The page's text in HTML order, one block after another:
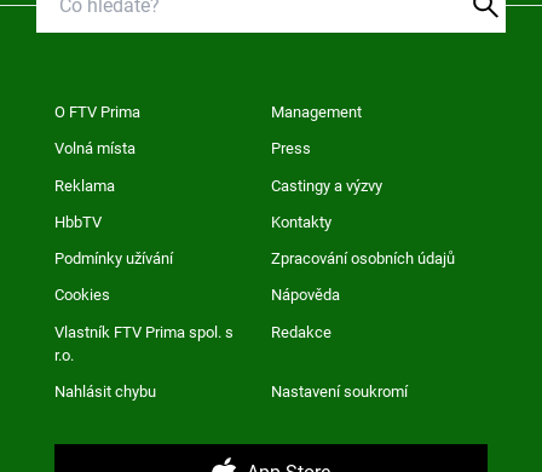
O FTV Prima Management
Volná místa Press
Reklama Castingy a výzvy
HbbTV Kontakty
Podmínky užívání Zpracování osobních údajů
Cookies Nápověda
Vlastník FTV Prima spol. s
r.o.
Redakce
Nahlásit chybu Nastavení soukromí